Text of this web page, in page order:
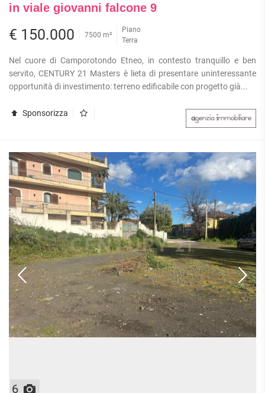
in viale giovanni falcone 9
€ 150.000 7500 m²
Piano
Terra
Nel cuore di Camporotondo Etneo, in contesto tranquillo e ben
servito, CENTURY 21 Masters è lieta di presentare uninteressante
opportunità di investimento: terreno edificabile con progetto già...
Sponsorizza
6